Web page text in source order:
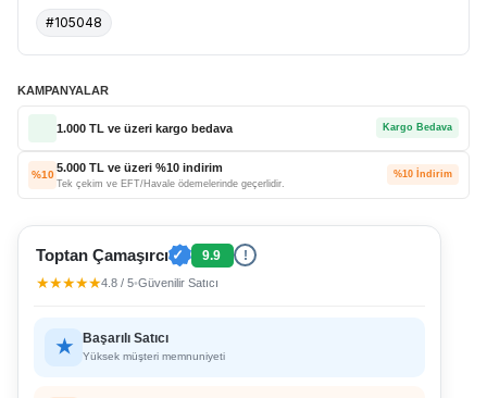
#105048
KAMPANYALAR
1.000 TL ve üzeri kargo bedava Kargo Bedava
%10
5.000 TL ve üzeri %10 indirim
Tek çekim ve EFT/Havale ödemelerinde geçerlidir.
%10 İndirim
Toptan Çamaşırcı ✓ 9.9 !
★★★★★4.8 / 5•Güvenilir Satıcı
★ Başarılı Satıcı
Yüksek müşteri memnuniyeti